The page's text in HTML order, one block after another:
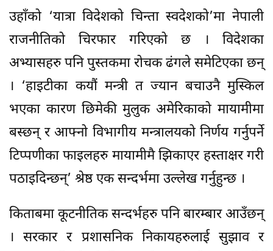
उहाँको ‘यात्रा विदेशको चिन्ता स्वदेशको’मा नेपाली
राजनीतिको चिरफार गरिएको छ । विदेशका
अभ्यासहरु पनि पुस्तकमा रोचक ढंगले समेटिएका छन्
। ‘हाइटीका कयौं मन्त्री त ज्यान बचाउनै मुस्किल
भएका कारण छिमेकी मुलुक अमेरिकाको मायामीमा
बस्छन् र आफ्नो विभागीय मन्त्रालयको निर्णय गर्नुपर्ने
टिप्पणीका फाइलहरु मायामीमै झिकाएर हस्ताक्षर गरी
पठाइदिन्छन्’ श्रेष्ठ एक सन्दर्भमा उल्लेख गर्नुहुन्छ ।
किताबमा कूटनीतिक सन्दर्भहरु पनि बारम्बार आउँछन्
। सरकार र प्रशासनिक निकायहरुलाई सुझाव र